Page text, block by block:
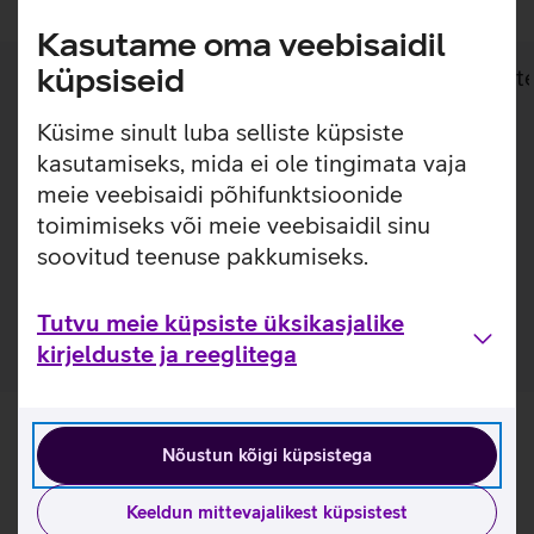
Kasutame oma veebisaidil
küpsiseid
Küsime sinult luba selliste küpsiste
kasutamiseks, mida ei ole tingimata vaja
meie veebisaidi põhifunktsioonide
toimimiseks või meie veebisaidil sinu
soovitud teenuse pakkumiseks.
Tutvu meie küpsiste üksikasjalike
kirjelduste ja reeglitega
Nõustun kõigi küpsistega
Keeldun mittevajalikest küpsistest
Lisainfo
Lisainfo
SAFE by PanzerGlass õhuke silikoonümbris annab
optimaalse kaitse sinu telefonile. Ümbris sobitub ideaalselt
ümber telefoni ja jätab nähtavale seadme disaini ja
värvuse. Ümbrist on võimalik kasutada ka juhtmevabade